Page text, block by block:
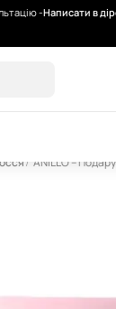
-Написати в
ANILLO –